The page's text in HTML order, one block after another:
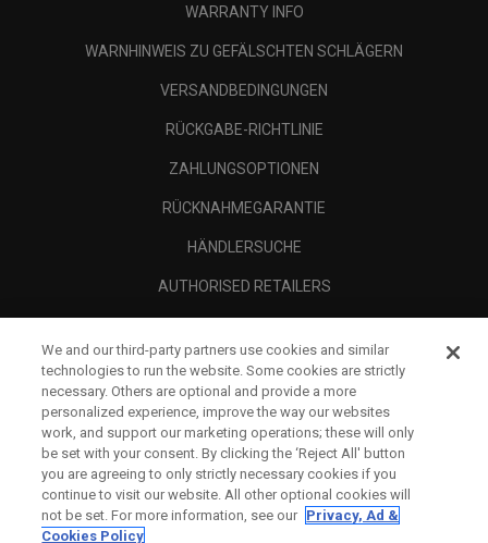
WARRANTY INFO
WARNHINWEIS ZU GEFÄLSCHTEN SCHLÄGERN
VERSANDBEDINGUNGEN
RÜCKGABE-RICHTLINIE
ZAHLUNGSOPTIONEN
RÜCKNAHMEGARANTIE
HÄNDLERSUCHE
AUTHORISED RETAILERS
UNTERNEHMENSPROFIL
RECHTLICHES-
We and our third-party partners use cookies and similar
technologies to run the website. Some cookies are strictly
necessary. Others are optional and provide a more
personalized experience, improve the way our websites
work, and support our marketing operations; these will only
be set with your consent. By clicking the ‘Reject All' button
you are agreeing to only strictly necessary cookies if you
continue to visit our website. All other optional cookies will
not be set. For more information, see our Privacy, Ad &
Cookies Policy